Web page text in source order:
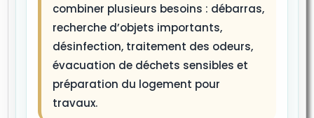
combiner plusieurs besoins : débarras,
recherche d’objets importants,
désinfection, traitement des odeurs,
évacuation de déchets sensibles et
préparation du logement pour
travaux.